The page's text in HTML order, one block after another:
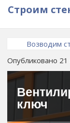
Строим
Возводим
Опубликовано
ключ